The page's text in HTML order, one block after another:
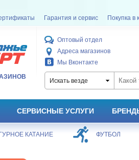
Гарантия и сервис Покупка в
Оптовый отдел
Адреса магазинов
Мы Вконтакте
Искать везде
СЕРВИСНЫЕ УСЛУГИ
КАТАНИЕ ФУТБОЛ